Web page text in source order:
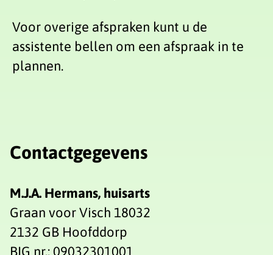
Voor overige afspraken kunt u de
assistente bellen om een afspraak in te
plannen.
Contactgegevens
M.J.A. Hermans, huisarts
Graan voor Visch 18032
2132 GB Hoofddorp
BIG nr.: 09032301001